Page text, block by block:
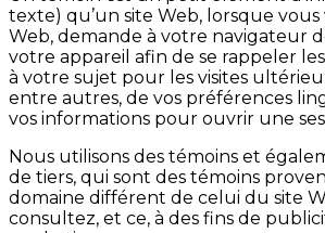
texte) qu’un site Web, lorsque vous
Web, demande à votre navigateur
votre appareil afin de se rappeler
à votre sujet pour les visites
entre autres, de vos préférences
vos informations pour ouvrir une
Nous utilisons des témoins et
de tiers, qui sont des témoins
domaine différent de celui du site
consultez, et ce, à des fins de